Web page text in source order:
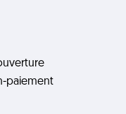
paiement